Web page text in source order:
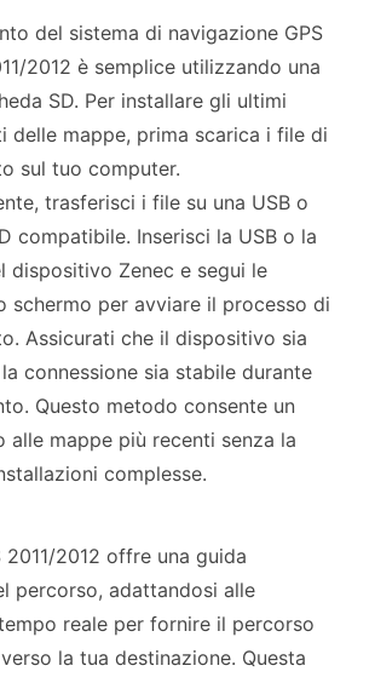
del sistema di navigazione GPS
2012 è semplice utilizzando una
SD. Per installare gli ultimi
delle mappe, prima scarica i file di
sul tuo computer.
trasferisci i file su una USB o
compatibile. Inserisci la USB o la
dispositivo Zenec e segui le
schermo per avviare il processo di
Assicurati che il dispositivo sia
connessione sia stabile durante
Questo metodo consente un
alle mappe più recenti senza la
complesse.
2011/2012 offre una guida
percorso, adattandosi alle
reale per fornire il percorso
la tua destinazione. Questa